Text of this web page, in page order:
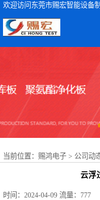
欢迎访问东莞市赐宏智能设备
东莞市赐宏智能设备制
当前位置： 赐鸿电子 > 公司动
云浮
时间：2024-04-09 流量：777
AOI检测仪
ICT治具
FCT治具